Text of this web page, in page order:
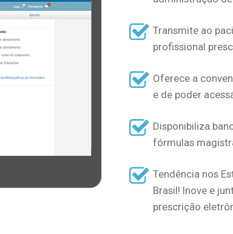
Transmite ao
profissional
Oferece a
e de poder
Disponibiliza
fórmulas
Tendência nos
Brasil! Inove e
prescrição